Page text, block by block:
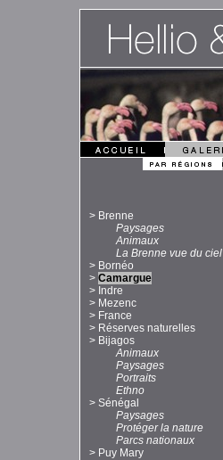
> Brenne
Paysages
Animaux
La Brenne vue du ciel
> Bornéo
> Camargue
> Indre
> Mezenc
> France
> Réserves naturelles
> Bijagos
Animaux
Paysages
Portraits
Ethno
> Sénégal
Paysages
Protéger la nature
Parcs nationaux
> Puy Mary